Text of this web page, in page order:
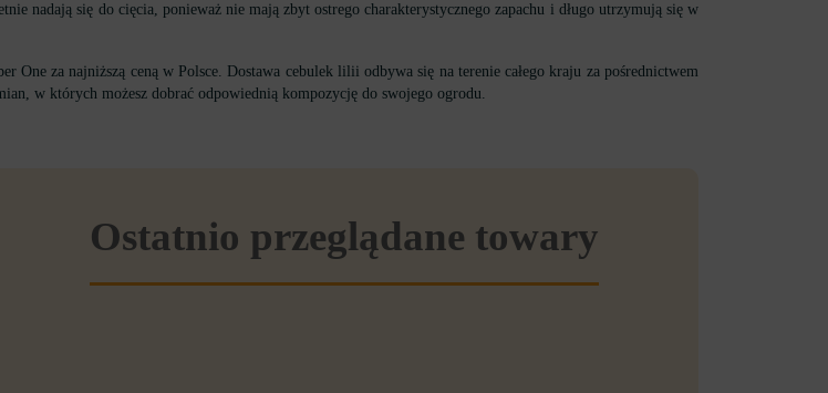
nadają się do cięcia, ponieważ nie mają zbyt ostrego charakterystycznego zapachu i długo utrzymują się w
za najniższą ceną w Polsce. Dostawa cebulek lilii odbywa się na terenie całego kraju za pośrednictwem
w których możesz dobrać odpowiednią kompozycję do swojego ogrodu.
Ostatnio przeglądane towary